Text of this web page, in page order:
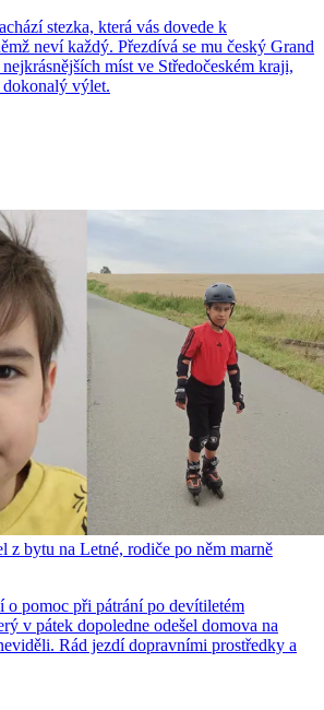
stezka, která vás dovede k
neví každý. Přezdívá se mu český Grand
míst ve Středočeském kraji,
dokonalý výlet.
z bytu na Letné, rodiče po něm marně
o pomoc při pátrání po devítiletém
v pátek dopoledne odešel domova na
Rád jezdí dopravními prostředky a